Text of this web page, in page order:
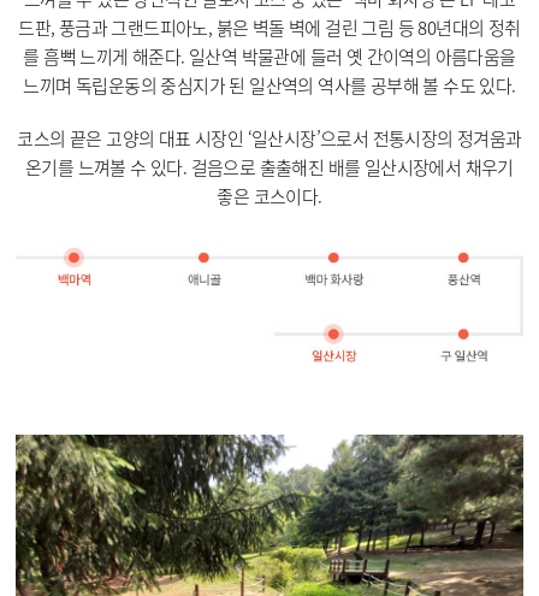
드판, 풍금과 그랜드피아노, 붉은 벽돌 벽에 걸린 그림 등 80년대의 정취
를 흠뻑 느끼게 해준다. 일산역 박물관에 들러 옛 간이역의 아름다움을
느끼며 독립운동의 중심지가 된 일산역의 역사를 공부해 볼 수도 있다.
코스의 끝은 고양의 대표 시장인 ‘일산시장’으로서 전통시장의 정겨움과
온기를 느껴볼 수 있다. 걸음으로 출출해진 배를 일산시장에서 채우기
좋은 코스이다.